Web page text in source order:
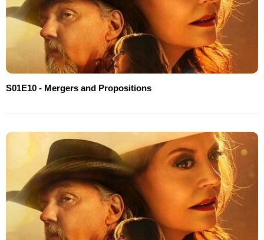
S01E10 - Mergers and Propositions